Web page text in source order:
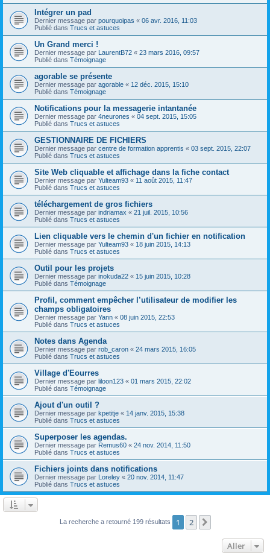
Intégrer un pad
Dernier message par pourquoipas « 06 avr. 2016, 11:03
Publié dans Trucs et astuces
Un Grand merci !
Dernier message par LaurentB72 « 23 mars 2016, 09:57
Publié dans Témoignage
agorable se présente
Dernier message par agorable « 12 déc. 2015, 15:10
Publié dans Témoignage
Notifications pour la messagerie intantanée
Dernier message par 4neurones « 04 sept. 2015, 15:05
Publié dans Trucs et astuces
GESTIONNAIRE DE FICHIERS
Dernier message par centre de formation apprentis « 03 sept. 2015, 22:07
Publié dans Trucs et astuces
Site Web cliquable et affichage dans la fiche contact
Dernier message par Yulteam93 « 11 août 2015, 11:47
Publié dans Trucs et astuces
téléchargement de gros fichiers
Dernier message par indriamax « 21 juil. 2015, 10:56
Publié dans Trucs et astuces
Lien cliquable vers le chemin d'un fichier en notification
Dernier message par Yulteam93 « 18 juin 2015, 14:13
Publié dans Trucs et astuces
Outil pour les projets
Dernier message par inokuda22 « 15 juin 2015, 10:28
Publié dans Témoignage
Profil, comment empêcher l’utilisateur de modifier les
champs obligatoires
Dernier message par Yann « 08 juin 2015, 22:53
Publié dans Trucs et astuces
Notes dans Agenda
Dernier message par rob_caron « 24 mars 2015, 16:05
Publié dans Trucs et astuces
Village d'Eourres
Dernier message par liloon123 « 01 mars 2015, 22:02
Publié dans Témoignage
Ajout d'un outil ?
Dernier message par kpetitje « 14 janv. 2015, 15:38
Publié dans Trucs et astuces
Superposer les agendas.
Dernier message par Remus60 « 24 nov. 2014, 11:50
Publié dans Trucs et astuces
Fichiers joints dans notifications
Dernier message par Loreley « 20 nov. 2014, 11:47
Publié dans Trucs et astuces
La recherche a retourné 199 résultats 1 2
Aller